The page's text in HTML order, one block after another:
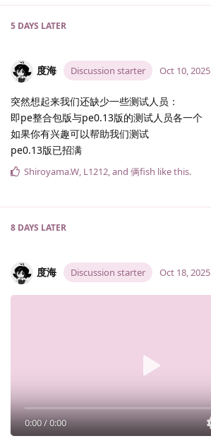
5 DAYS LATER
度海 Discussion starter Oct 10, 2025
突然想起来我们还缺少一些测试人员：
即pe整合包版与pe0.13版的测试人员各一个
如果你有兴趣可以帮助我们测试
pe0.13版已招满
Shiroyama.​W, L1212, and 俩fish like this.
8 DAYS LATER
度海 Discussion starter Oct 18, 2025
0:00/0:00